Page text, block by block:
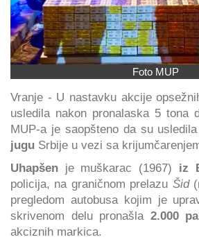
Foto MUP
Vranje - U nastavku akcije
usledila nakon pronalaska 5 tona
MUP-a je saopšteno da su usledila
jugu Srbije u vezi sa
Uhapšen je muškarac (1967) iz
policija, na graničnom prelazu Šid
pregledom autobusa kojim je
skrivenom delu pronašla 2.000
akciznih markica.